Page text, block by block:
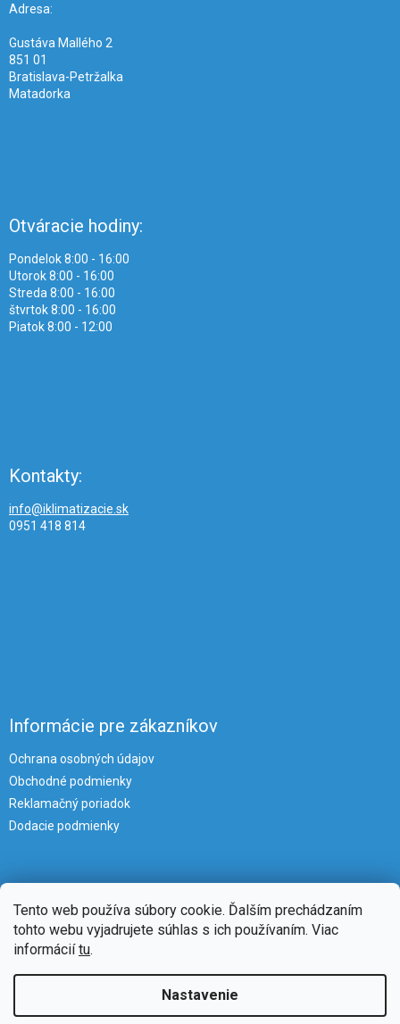
Tento web používa súbory cookie. Ďalším prechádzaním
tohto webu vyjadrujete súhlas s ich používaním. Viac
informáciítu.
Nastavenie
Adresa:
Gustáva Mallého 2
851 01
Bratislava-Petržalka
Matadorka
Otváracie hodiny:
Pondelok 8:00 - 16:00
Utorok 8:00 - 16:00
Streda 8:00 - 16:00
štvrtok 8:00 - 16:00
Piatok 8:00 - 12:00
Kontakty:
info@iklimatizacie.sk
0951 418 814
Informácie pre zákazníkov
Ochrana osobných údajov
Obchodné podmienky
Reklamačný poriadok
Dodacie podmienky